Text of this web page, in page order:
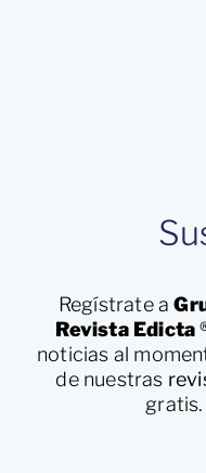
Regístrate a
Revista Edicta
noticias al
de nuestras
gratis.